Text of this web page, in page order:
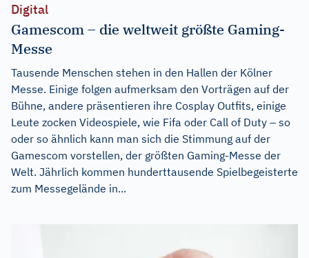
Digital
Gamescom – die weltweit größte Gaming-
Messe
Tausende Menschen stehen in den Hallen der Kölner
Messe. Einige folgen aufmerksam den Vorträgen auf der
Bühne, andere präsentieren ihre Cosplay Outfits, einige
Leute zocken Videospiele, wie Fifa oder Call of Duty – so
oder so ähnlich kann man sich die Stimmung auf der
Gamescom vorstellen, der größten Gaming-Messe der
Welt. Jährlich kommen hunderttausende Spielbegeisterte
zum Messegelände in...